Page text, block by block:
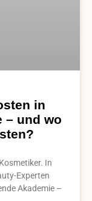
in
– und wo
In
Experten
Akademie –